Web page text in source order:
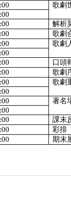
歌劇
解析
歌劇
歌劇
口頭
歌劇
歌劇
著名
課末
彩排
期末